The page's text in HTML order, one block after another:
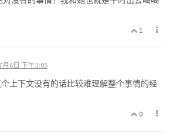
1
月6日 下午3:05
上下文没有的话比较难理解整个事情的经
0